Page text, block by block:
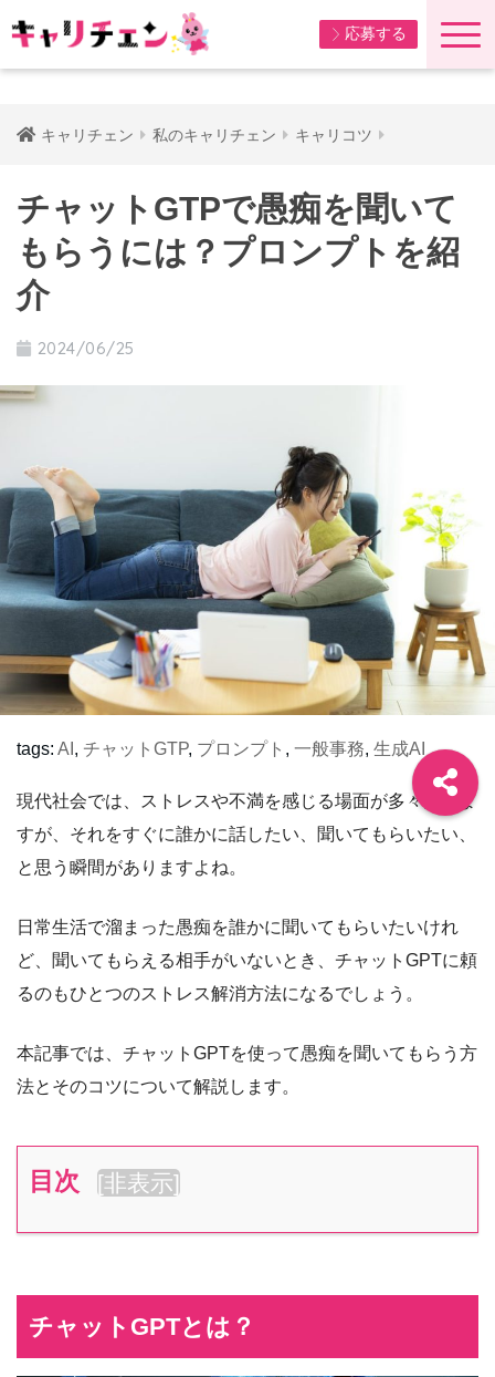
応募する
キャリチェン 私のキャリチェン キャリコツ
チャットGTPで愚痴を聞いて
もらうには？プロンプトを紹
介
2024/06/25
tags: AI , チャットGTP, プロンプト , 一般事務, 生成AI
現代社会では、ストレスや不満を感じる場面が多々ありま
すが、それをすぐに誰かに話したい、聞いてもらいたい、
と思う瞬間がありますよね。
日常生活で溜まった愚痴を誰かに聞いてもらいたいけれ
ど、聞いてもらえる相手がいないとき、チャットGPTに頼
るのもひとつのストレス解消方法になるでしょう。
本記事では、チャットGPTを使って愚痴を聞いてもらう方
法とそのコツについて解説します。
目次 [非表示]
チャットGPTとは？